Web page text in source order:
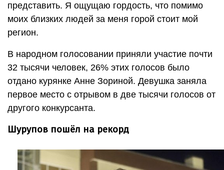
представить. Я ощущаю гордость, что помимо
моих близких людей за меня горой стоит мой
регион.
В народном голосовании приняли участие почти
32 тысячи человек, 26% этих голосов было
отдано курянке Анне Зориной. Девушка заняла
первое место с отрывом в две тысячи голосов от
другого конкурсанта.
Шурупов пошёл на рекорд